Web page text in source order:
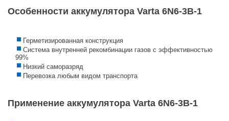
Особенности аккумулятора Varta 6N6-3B-1
Герметизированная конструкция
Система внутренней рекомбинации газов с эффективностью
99%
Низкий саморазряд
Перевозка любым видом транспорта
Применение аккумулятора Varta 6N6-3B-1